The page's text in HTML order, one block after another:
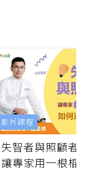
失智者與照顧者
讓專家用一根棍
影片課程